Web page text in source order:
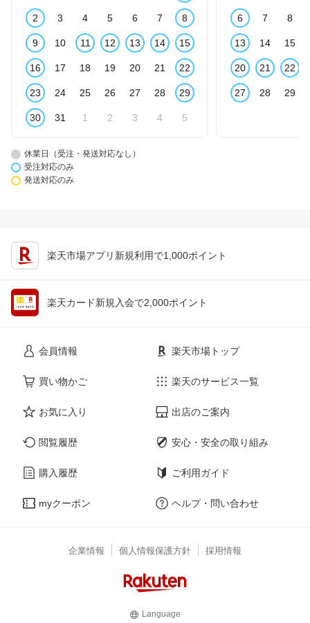
2 3 4 5 6 7 8
9 10 11 12 13 14 15
16 17 18 19 20 21 22
23 24 25 26 27 28 29
30 31 1 2 3 4 5
6 7 8
13 14 15
20 21 22
27 28 29
休業日（受注・発送対応なし）
受注対応のみ
発送対応のみ
楽天市場アプリ新規利用で1,000ポイント
楽天カード新規入会で2,000ポイント
会員情報
買い物かご
お気に入り
閲覧履歴
購入履歴
myクーポン
楽天市場トップ
楽天のサービス一覧
出店のご案内
安心・安全の取り組み
ご利用ガイド
ヘルプ・問い合わせ
企業情報 個人情報保護方針 採用情報
Language